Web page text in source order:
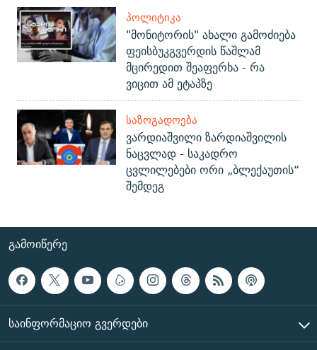
ᲞᲝᲚᲘᲢᲘᲙᲐ
"მონიტორის" ახალი გამოძიება
ფეისბუკგვერდის წაშლამ
მცირედით შეაფერხა - რა
ვიცით ამ ეტაპზე
ᲡᲐᲖᲝᲒᲐᲓᲝᲔᲑᲐ
ვარდიაშვილი ზარდიაშვილის
ნაცვლად - საკადრო
ცვლილებები ორი „ბლექაუთის“
შემდეგ
ᲒᲐᲛᲝᲘᲬᲔᲠᲔ
ᲡᲐᲘᲜᲤᲝᲠᲛᲐᲪᲘᲝ ᲒᲕᲔᲠᲓᲔᲑᲘ